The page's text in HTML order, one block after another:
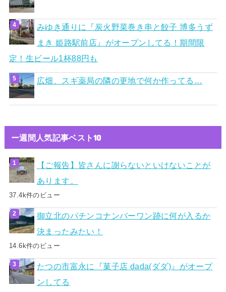
みゆき通りに『炭火野菜巻き串と餃子 博多うず
まき 姫路駅前店』がオープンしてる！期間限
定！生ビール1杯88円も
広畑、スギ薬局の隣の更地で何か作ってる…
ー週間人気記事ベスト10
【ご報告】皆さんに謝らないといけないことが
あります。
37.4k件のビュー
御立北のパチンコナンバーワン跡に何が入るか
決まったみたい！
14.6k件のビュー
たつの市富永に『菓子店 dada(ダダ)』がオープ
ンしてる